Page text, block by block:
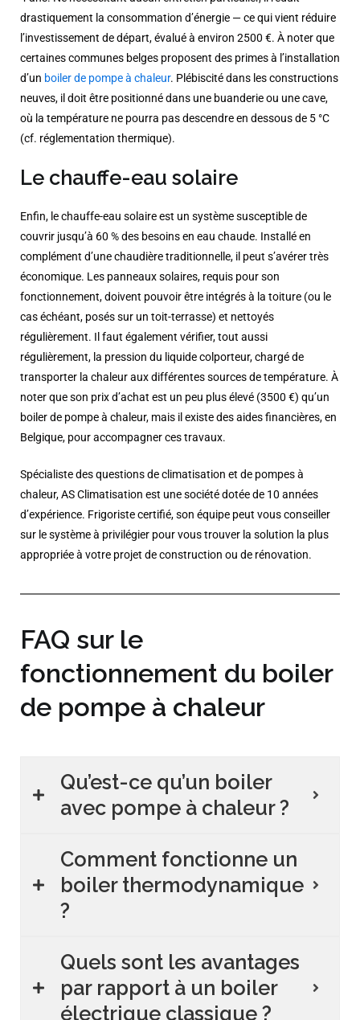
drastiquement la consommation d’énergie — ce qui vient réduire
l’investissement de départ, évalué à environ 2500 €. À noter que
certaines communes belges proposent des primes à l’installation
d’un boiler de pompe à chaleur. Plébiscité dans les constructions
neuves, il doit être positionné dans une buanderie ou une cave,
où la température ne pourra pas descendre en dessous de 5 °C
(cf. réglementation thermique).
Le chauffe-eau solaire
Enfin, le chauffe-eau solaire est un système susceptible de
couvrir jusqu’à 60 % des besoins en eau chaude. Installé en
complément d’une chaudière traditionnelle, il peut s’avérer très
économique. Les panneaux solaires, requis pour son
fonctionnement, doivent pouvoir être intégrés à la toiture (ou le
cas échéant, posés sur un toit-terrasse) et nettoyés
régulièrement. Il faut également vérifier, tout aussi
régulièrement, la pression du liquide colporteur, chargé de
transporter la chaleur aux différentes sources de température. À
noter que son prix d’achat est un peu plus élevé (3500 €) qu’un
boiler de pompe à chaleur, mais il existe des aides financières, en
Belgique, pour accompagner ces travaux.
Spécialiste des questions de climatisation et de pompes à
chaleur, AS Climatisation est une société dotée de 10 années
d’expérience. Frigoriste certifié, son équipe peut vous conseiller
sur le système à privilégier pour vous trouver la solution la plus
appropriée à votre projet de construction ou de rénovation.
FAQ sur le
fonctionnement du boiler
de pompe à chaleur
Qu’est-ce qu’un boiler
avec pompe à chaleur ?
Comment fonctionne un
boiler thermodynamique
?
Quels sont les avantages
par rapport à un boiler
électrique classique ?